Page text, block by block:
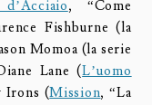
, “Come
Fishburne (la
Momoa (la serie
Lane (L’uomo
Irons (Mission, “La